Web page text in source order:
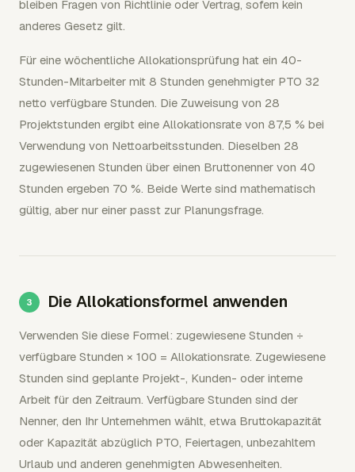
bleiben Fragen von Richtlinie oder Vertrag, sofern kein
anderes Gesetz gilt.
Für eine wöchentliche Allokationsprüfung hat ein 40-
Stunden-Mitarbeiter mit 8 Stunden genehmigter PTO 32
netto verfügbare Stunden. Die Zuweisung von 28
Projektstunden ergibt eine Allokationsrate von 87,5 % bei
Verwendung von Nettoarbeitsstunden. Dieselben 28
zugewiesenen Stunden über einen Bruttonenner von 40
Stunden ergeben 70 %. Beide Werte sind mathematisch
gültig, aber nur einer passt zur Planungsfrage.
Die Allokationsformel anwenden
Verwenden Sie diese Formel: zugewiesene Stunden ÷
verfügbare Stunden × 100 = Allokationsrate. Zugewiesene
Stunden sind geplante Projekt-, Kunden- oder interne
Arbeit für den Zeitraum. Verfügbare Stunden sind der
Nenner, den Ihr Unternehmen wählt, etwa Bruttokapazität
oder Kapazität abzüglich PTO, Feiertagen, unbezahltem
Urlaub und anderen genehmigten Abwesenheiten.